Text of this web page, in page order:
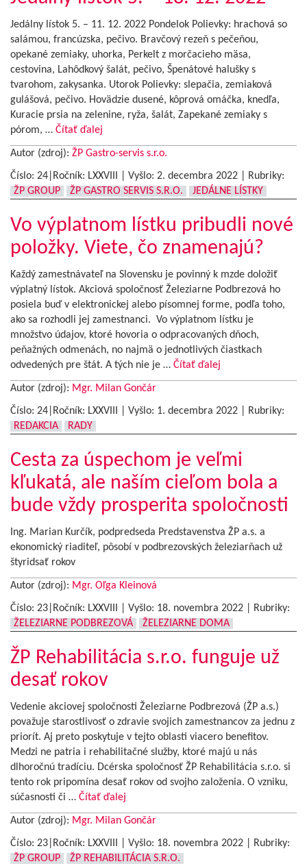
Jedálny lístok 5. – 11. 12. 2022 Pondelok Polievky: hrachová so
salámou, francúzska, pečivo. Bravčový rezeň s pečeňou,
opekané zemiaky, uhorka, Perkelt z morčacieho mäsa,
cestovina, Lahôdkový šalát, pečivo, Špenátové halušky s
tvarohom, zakysanka. Utorok Polievky: slepačia, zemiaková
gulášová, pečivo. Hovädzie dusené, kôprová omáčka, knedľa,
Kuracie prsia na zelenine, ryža, šalát, Zapekané zemiaky s
pórom, … Čítať ďalej
Autor (zdroj): ŽP Gastro-servis s.r.o.
Číslo: 24|Ročník: LXXVIII | Vyšlo: 2. decembra 2022
Rubriky:
ŽP GROUP
ŽP GASTRO SERVIS S.R.O. JEDÁLNE LÍSTKY
Vo výplatnom lístku pribudli nové
položky. Viete, čo znamenajú?
Každý zamestnávateľ na Slovensku je povinný k mzde doložiť
výplatný lístok. Akciová spoločnosť Železiarne Podbrezová ho
posiela buď v elektronickej alebo písomnej forme, podľa toho,
ako sa rozhodli jej zamestnanci. Vo výplatnom lístku je
množstvo údajov, ktoré hovoria o odpracovaných dňoch,
peňažných odmenách, no najmä o jednotlivých čiastkach
odvedených pre štát. A tých nie je … Čítať ďalej
Autor (zdroj): Mgr. Milan Gončár
Číslo: 24|Ročník: LXXVIII | Vyšlo: 1. decembra 2022
Rubriky:
REDAKCIA
RADY
Cesta za úspechom je veľmi
kľukatá, ale naším cieľom bola a
bude vždy prosperita spoločnosti
Ing. Marian Kurčík, podpredseda Predstavenstva ŽP a.s. a
ekonomický riaditeľ, pôsobí v podbrezovských železiarňach už
štyridsať rokov
Autor (zdroj): Mgr. Oľga Kleinová
Číslo: 23|Ročník: LXXVIII | Vyšlo: 18. novembra 2022
Rubriky:
ŽELEZIARNE PODBREZOVÁ
ŽELEZIARNE DOMA
ŽP Rehabilitácia s.r.o. funguje už
desať rokov
Vedenie akciovej spoločnosti Železiarne Podbrezová (ŽP a.s.)
považuje starostlivosť o zdravie svojich zamestnancov za jednu z
priorít. Aj preto poskytuje v tejto oblasti viacero benefitov.
Medzi ne patria i rehabilitačné služby, ktoré majú u nás
dlhoročnú tradíciu. Dcérska spoločnosť ŽP Rehabilitácia s.r.o. si
tento rok pripomína desať rokov od svojho založenia. O vzniku,
súčasnosti či … Čítať ďalej
Autor (zdroj): Mgr. Milan Gončár
Číslo: 23|Ročník: LXXVIII | Vyšlo: 18. novembra 2022
Rubriky:
ŽP GROUP
ŽP REHABILITÁCIA S.R.O.